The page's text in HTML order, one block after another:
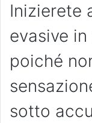
Inizierete
evasive
poiché
sotto